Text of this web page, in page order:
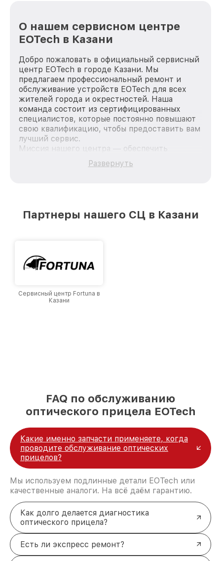
О нашем сервисном центре
EOTech в Казани
Добро пожаловать в официальный сервисный
центр EOTech в городе Казани. Мы
предлагаем профессиональный ремонт и
обслуживание устройств EOTech для всех
жителей города и окрестностей. Наша
команда состоит из сертифицированных
специалистов, которые постоянно повышают
свою квалификацию, чтобы предоставить вам
лучший сервис.
Миссия нашего центра — обеспечить
качественный и доступный ремонт для
каждого пользователя продукции EOTech, вне
лучшим сервисным центром EOTech в городе
Развернуть
Партнеры нашего СЦ в Казани
Сервисный центр Fortuna в
Казани
FAQ по обслуживанию
оптического прицела EOTech
Какие именно запчасти применяете, когда
проводите обслуживание оптических
прицелов?
Мы используем подлинные детали EOTech или
качественные аналоги. На всё даём гарантию.
Как долго делается диагностика
оптического прицела?
Есть ли экспресс ремонт?